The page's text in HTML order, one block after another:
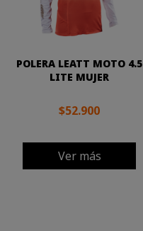
POLERA LEATT MOTO 4.5
LITE MUJER
$52.900
Ver más